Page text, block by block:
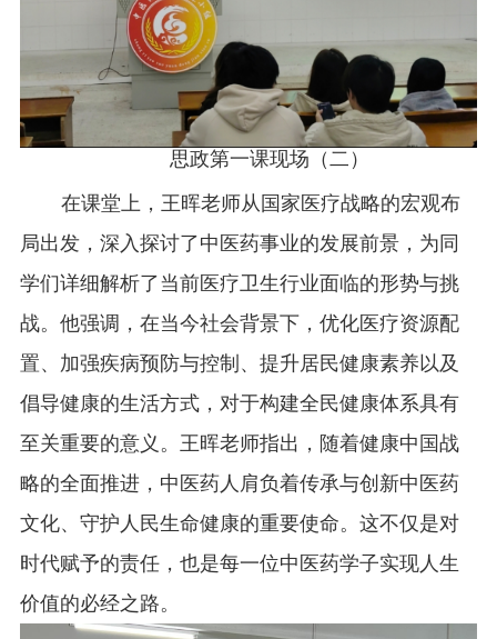
思政第一课现场（二）
在课堂上，王晖老师从国家医疗战略的宏观布
局出发，深入探讨了中医药事业的发展前景，为同
学们详细解析了当前医疗卫生行业面临的形势与挑
战。他强调，在当今社会背景下，优化医疗资源配
置、加强疾病预防与控制、提升居民健康素养以及
倡导健康的生活方式，对于构建全民健康体系具有
至关重要的意义。王晖老师指出，随着健康中国战
略的全面推进，中医药人肩负着传承与创新中医药
文化、守护人民生命健康的重要使命。这不仅是对
时代赋予的责任，也是每一位中医药学子实现人生
价值的必经之路。